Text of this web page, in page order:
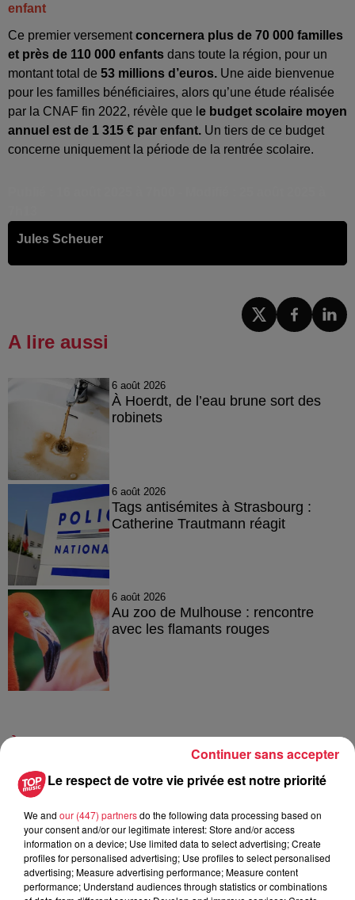
enfant
Ce premier versementconcernera plus de 70 000 familles
et près de 110 000 enfants dans toute la région, pour un
montant total de 53 millions d’euros. Une aide bienvenue
pour les familles bénéficiaires, alors qu’une étude réalisée
par la CNAF fin 2022, révèle que l e budget scolaire moyen
annuel est de 1 315 € par enfant. Un tiers de ce budget
concerne uniquement la période de la rentrée scolaire.
Jules Scheuer
A lire aussi
6 août 2026
À Hoerdt, de l’eau brune sort des
robinets
6 août 2026
Tags antisémites à Strasbourg :
Catherine Trautmann réagit
6 août 2026
Au zoo de Mulhouse : rencontre
avec les flamants rouges
À découvrir également
Le respect de votre vie privée est notre priorité
We and our (447) partnersdo the following data processing based on
your consent and/or our legitimate interest: Store and/or access
information on a device; Use limited data to select advertising; Create
profiles for personalised advertising; Use profiles to select personalised
advertising; Measure advertising performance; Measure content
performance; Understand audiences through statistics or combinations
Continuer sans accepter